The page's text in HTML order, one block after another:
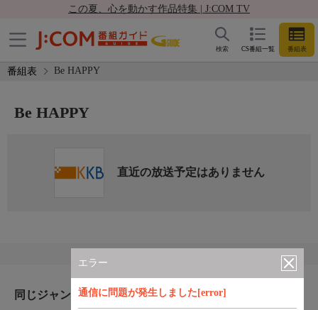
この夏、心を動かす作品特集 | J:COM TV
CS番組一覧 番組表
検索
番組表 Be HAPPY
エラー
通信に問題が発生しました[error]
Be HAPPY
直近の放送予定はありません
同じジャンルのおすすめ番組